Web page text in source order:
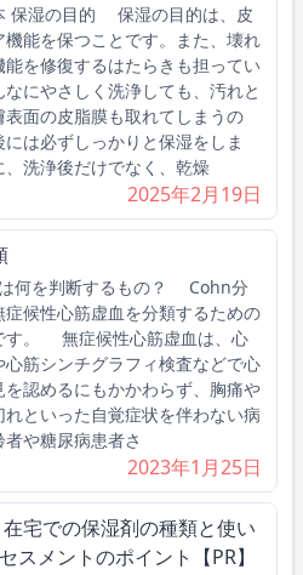
保湿の目的 保湿の目的は、皮
機能を保つことです。また、壊れ
能を修復するはたらきも担ってい
なにやさしく洗浄しても、汚れと
表面の皮脂膜も取れてしまうの
には必ずしっかりと保湿をしま
、洗浄後だけでなく、乾燥
2025年2月19日
何を判断するもの？ Cohn分
症候性心筋虚血を分類するための
す。 無症候性心筋虚血は、心
心筋シンチグラフィ検査などで心
を認めるにもかかわらず、胸痛や
れといった自覚症状を伴わない病
や糖尿病患者さ
2023年1月25日
宅での保湿剤の種類と使い
スメントのポイント【PR】